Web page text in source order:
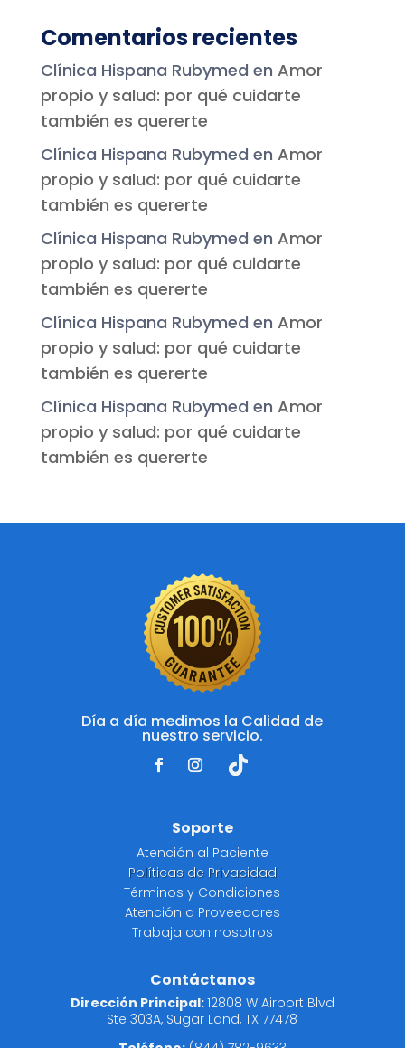
Comentarios recientes
Clínica Hispana Rubymed en Amor
propio y salud: por qué cuidarte
también es quererte
Clínica Hispana Rubymed en Amor
propio y salud: por qué cuidarte
también es quererte
Clínica Hispana Rubymed en Amor
propio y salud: por qué cuidarte
también es quererte
Clínica Hispana Rubymed en Amor
propio y salud: por qué cuidarte
también es quererte
Clínica Hispana Rubymed en Amor
propio y salud: por qué cuidarte
también es quererte
Día a día medimos la Calidad de
nuestro servicio.
Soporte
Atención al Paciente
Políticas de Privacidad
Términos y Condiciones
Atención a Proveedores
Trabaja con nosotros
Contáctanos
Dirección Principal:12808 W Airport Blvd
Ste 303A, Sugar Land, TX 77478